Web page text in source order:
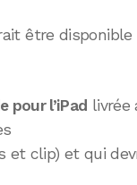
être
pour l’iPad livrée
et clip) et qui